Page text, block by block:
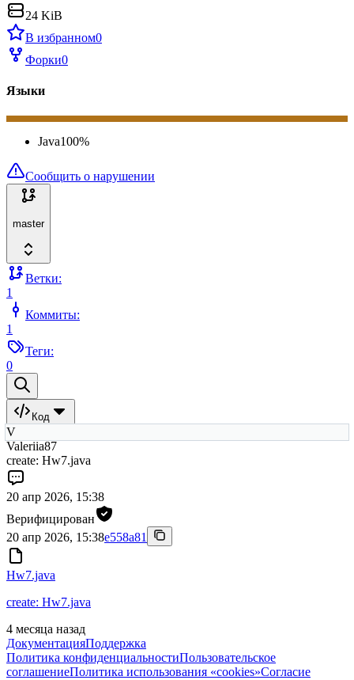
24 KiB
В избранном0
Форки0
Языки
Java100%
Сообщить о нарушении
master
Ветки:
1
Коммиты:
1
Теги:
0
Код
V
Valeriia87
create: Hw7.java
20 апр 2026, 15:38
Верифицирован
20 апр 2026, 15:38e558a81
Hw7.java
create: Hw7.java
4 месяца назад
ДокументацияПоддержка
Политика конфиденциальностиПользовательское
соглашениеПолитика использования «cookies»Согласие